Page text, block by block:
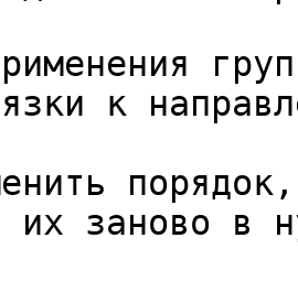
к
их заново в